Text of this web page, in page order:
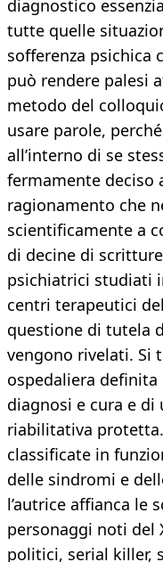
diagnostico
tutte quelle
sofferenza psichica
può rendere palesi
metodo del
usare parole,
all’interno di se
fermamente deciso
ragionamento che
scientificamente a
di decine di
psichiatrici studiati
centri terapeutici
questione di tutela
vengono rivelati. Si
ospedaliera
diagnosi e cura e
riabilitativa
classificate in
delle sindromi e
l’autrice affianca le
personaggi noti del
politici, serial killer,